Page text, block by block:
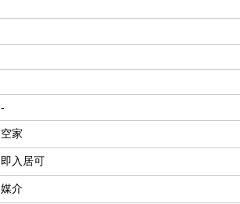
-
空家
即入居可
媒介